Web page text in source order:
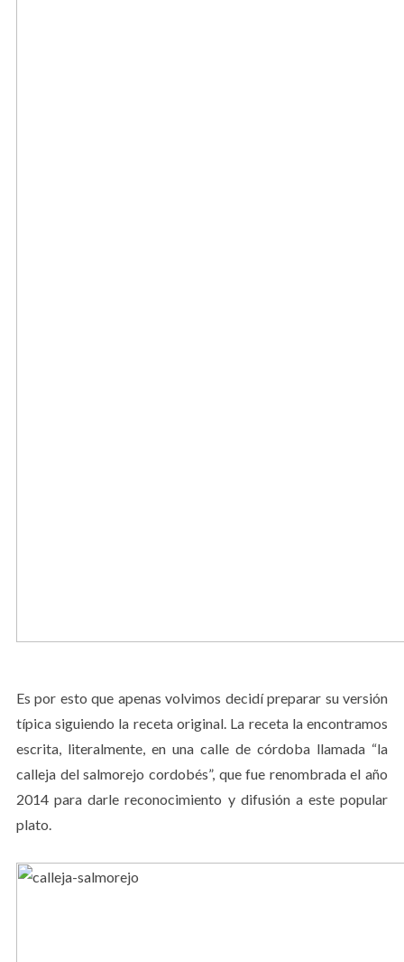
Es por esto que apenas volvimos decidí preparar su versión
típica siguiendo la receta original. La receta la encontramos
escrita, literalmente, en una calle de córdoba llamada “la
calleja del salmorejo cordobés”, que fue renombrada el año
2014 para darle reconocimiento y difusión a este popular
plato.